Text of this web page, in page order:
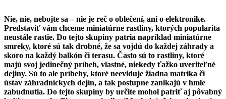
Nie, nie, nebojte sa – nie je reč o oblečení, ani o elektronike.
Predstaviť vám chceme miniatúrne rastliny, ktorých popularita
neustále rastie. Do tejto skupiny patria napríklad miniatúrne
smreky, ktoré sú tak drobné, že sa vojdú do každej záhrady a
skoro na každý balkón či terasu. Často sú to rastliny, ktoré
majú svoj jedinečný príbeh, vlastné, niekedy ťažko uveriteľné
dejiny. Sú to ale príbehy, ktoré neeviduje žiadna matrika či
ústav záhradníckych dejín, a tak postupne zanikajú v hmle
zabudnutia. Do tejto skupiny by určite mohol patriť aj pôvabný